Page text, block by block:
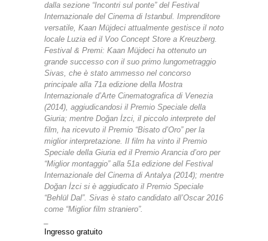
dalla sezione “Incontri sul ponte” del Festival
Internazionale del Cinema di Istanbul. Imprenditore
versatile, Kaan Müjdeci attualmente gestisce il noto
locale Luzia ed il Voo Concept Store a Kreuzberg.
Festival & Premi: Kaan Müjdeci ha ottenuto un
grande successo con il suo primo lungometraggio
Sivas, che è stato ammesso nel concorso
principale alla 71a edizione della Mostra
Internazionale d’Arte Cinematografica di Venezia
(2014), aggiudicandosi il Premio Speciale della
Giuria; mentre Doğan İzci, il piccolo interprete del
film, ha ricevuto il Premio “Bisato d’Oro” per la
miglior interpretazione. Il film ha vinto il Premio
Speciale della Giuria ed il Premio Arancia d’oro per
“Miglior montaggio” alla 51a edizione del Festival
Internazionale del Cinema di Antalya (2014); mentre
Doğan İzci si è aggiudicato il Premio Speciale
“Behlül Dal”. Sivas è stato candidato all’Oscar 2016
come “Miglior film straniero”.
Ingresso gratuito